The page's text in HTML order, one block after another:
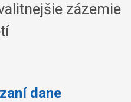
zázemie
dane